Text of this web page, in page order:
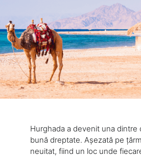
Hurghada a devenit una
bună dreptate. Așezată pe
neuitat, fiind un loc unde